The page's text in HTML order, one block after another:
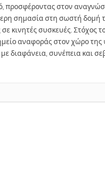
προσφέροντας στον
σημασία στη σωστή
κινητές συσκευές. Στόχος
αναφοράς στον χώρο
διαφάνεια, συνέπεια και